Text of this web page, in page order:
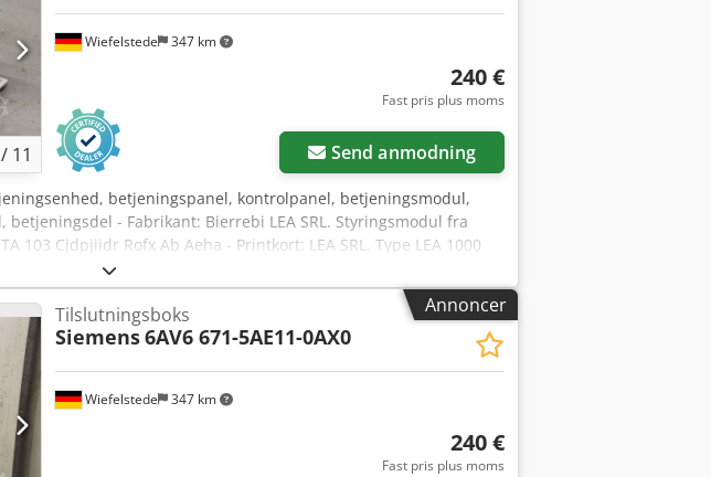
/ 11
Wiefelstede 347 km
240 €
Fast pris plus moms
Send anmodning
betjeningspanel, kontrolpanel, betjeningsmodul,
- Fabrikant: Bierrebi LEA SRL. Styringsmodul fra
103 Cjdpjiidr Rofx Ab Aeha - Printkort: LEA SRL. Type LEA 1000
265/125/H100 mm - Vægt: 2,0 kg
Annoncer
Wiefelstede 347 km
Tilslutningsboks
Siemens6AV6 671-5AE11-0AX0
240 €
Fast pris plus moms